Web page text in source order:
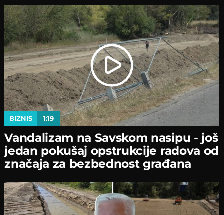
BIZNIS 1:19
Vandalizam na Savskom nasipu - јoš
јedan pokušaј opstrukciјe radova od
značaјa za bezbednost građana